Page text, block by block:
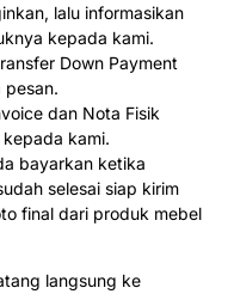
lalu informasikan
kepada kami.
Down Payment
dan Nota Fisik
kami.
bayarkan ketika
selesai siap kirim
final dari produk mebel
langsung ke